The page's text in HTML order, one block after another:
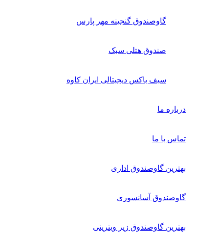
گاوصندوق گنجینه مهر پارس
صندوق هتلی سبک
سیف باکس دیجیتالی ایران کاوه
درباره ما
تماس با ما
بهترین گاوصندوق اداری
گاوصندوق آسانسوری
بهترین گاوصندوق زیر ویترینی